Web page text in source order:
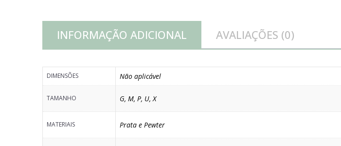
vidro
INFORMAÇÃO ADICIONAL AVALIAÇÕES (0)
DIMENSÕES Não aplicável
TAMANHO G, M, P, U,X
MATERIAIS Prata e Pewter